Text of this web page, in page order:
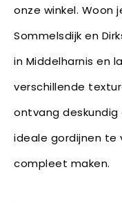
onze winkel. Woon
Sommelsdijk en
in Middelharnis en
verschillende
ontvang
ideale gordijnen te
compleet maken.